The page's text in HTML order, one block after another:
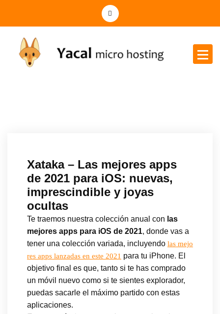
Xataka – Las mejores apps
de 2021 para iOS: nuevas,
imprescindible y joyas
ocultas
Te traemos nuestra colección anual con las
mejores apps para iOS de 2021, donde vas a
tener una colección variada, incluyendo las mejo
res apps lanzadas en este 2021 para tu iPhone. El
objetivo final es que, tanto si te has comprado
un móvil nuevo como si te sientes explorador,
puedas sacarle el máximo partido con estas
aplicaciones.